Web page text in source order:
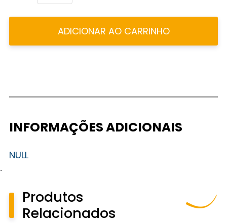
ADICIONAR AO CARRINHO
INFORMAÇÕES ADICIONAIS
NULL
.
Produtos
Relacionados